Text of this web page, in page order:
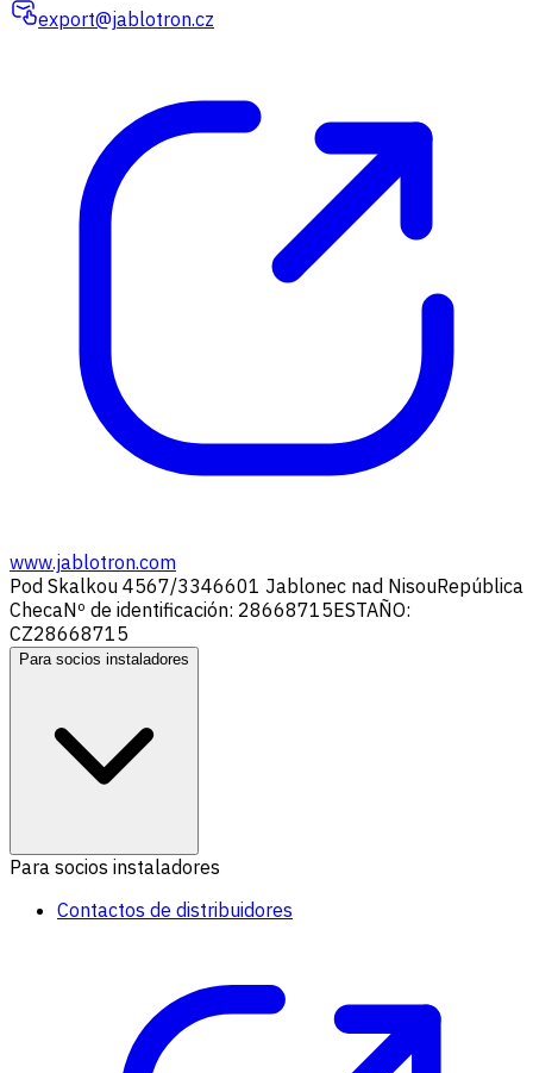
export@jablotron.cz
www.jablotron.com
Pod Skalkou 4567/3346601 Jablonec nad NisouRepública
ChecaNº de identificación: 28668715ESTAÑO:
CZ28668715
Para socios instaladores
Para socios instaladores
Contactos de distribuidores